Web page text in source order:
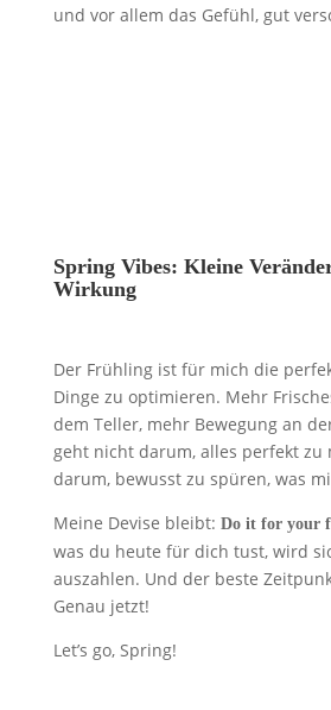
und vor allem das Gefühl, gut
Spring Vibes: Kleine
Wirkung
Der Frühling ist für mich die
Dinge zu optimieren. Mehr
dem Teller, mehr Bewegung an
geht nicht darum, alles perfekt zu
darum, bewusst zu spüren, was
Meine Devise bleibt: Do it for your
was du heute für dich tust, wird
auszahlen. Und der beste
Genau jetzt!
Let’s go, Spring!